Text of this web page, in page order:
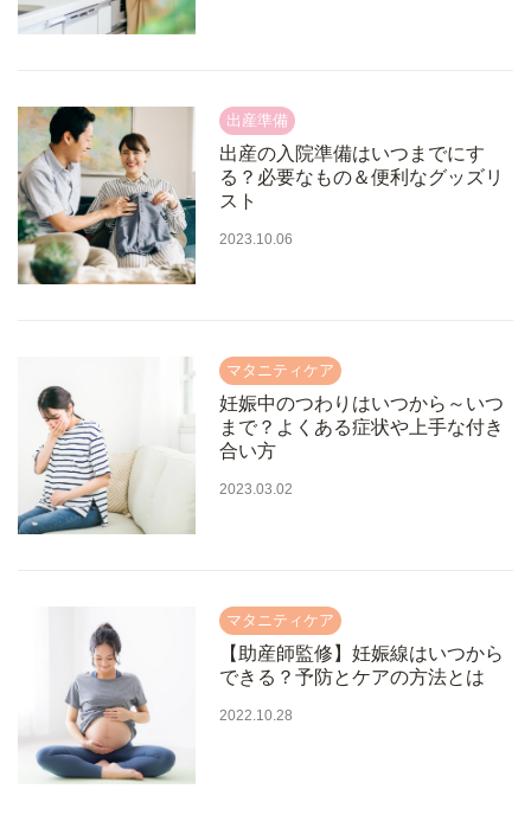
出産の入院準備はいつまでにす
る？必要なもの＆便利なグッズリ
スト
2023.10.06
妊娠中のつわりはいつから～いつ
まで？よくある症状や上手な付き
合い方
2023.03.02
【助産師監修】妊娠線はいつから
できる？予防とケアの方法とは
2022.10.28